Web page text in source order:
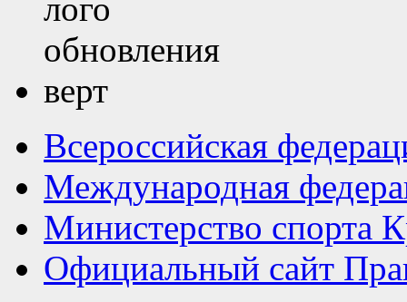
Всероссийская
Международная
Министерство спорта
Официальный сайт